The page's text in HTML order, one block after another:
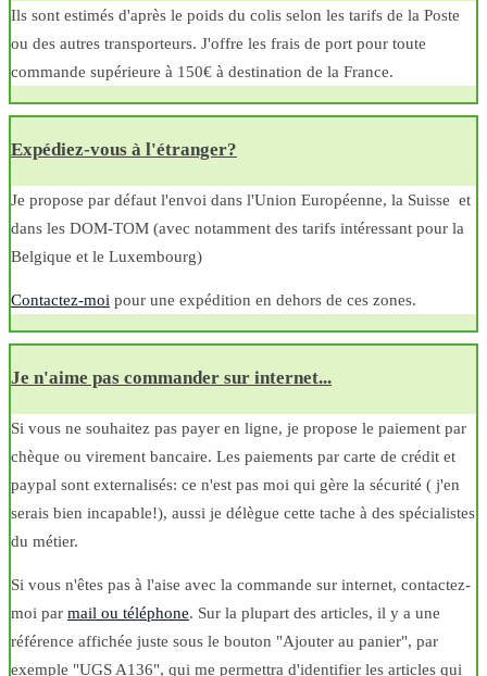
Ils sont estimés d'après le poids du colis selon les tarifs de la Poste
ou des autres transporteurs. J'offre les frais de port pour toute
commande supérieure à 150€ à destination de la France.
Expédiez-vous à l'étranger?
Je propose par défaut l'envoi dans l'Union Européenne, la Suisse et
dans les DOM-TOM (avec notamment des tarifs intéressant pour la
Belgique et le Luxembourg)
Contactez-moi pour une expédition en dehors de ces zones.
Je n'aime pas commander sur internet...
Si vous ne souhaitez pas payer en ligne, je propose le paiement par
chèque ou virement bancaire. Les paiements par carte de crédit et
paypal sont externalisés: ce n'est pas moi qui gère la sécurité ( j'en
serais bien incapable!), aussi je délègue cette tache à des spécialistes
du métier.
Si vous n'êtes pas à l'aise avec la commande sur internet, contactez-
moi par mail ou téléphone. Sur la plupart des articles, il y a une
référence affichée juste sous le bouton "Ajouter au panier", par
exemple "UGS A136", qui me permettra d'identifier les articles qui